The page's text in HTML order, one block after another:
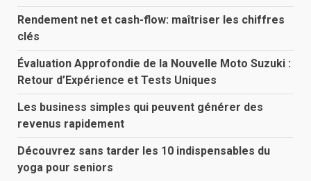
Rendement net et cash-flow: maîtriser les chiffres
clés
Évaluation Approfondie de la Nouvelle Moto Suzuki :
Retour d’Expérience et Tests Uniques
Les business simples qui peuvent générer des
revenus rapidement
Découvrez sans tarder les 10 indispensables du
yoga pour seniors